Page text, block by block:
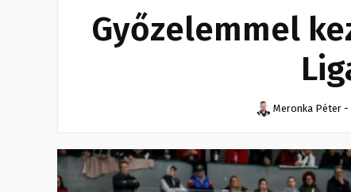
Győzelemmel
Meronka Péter -